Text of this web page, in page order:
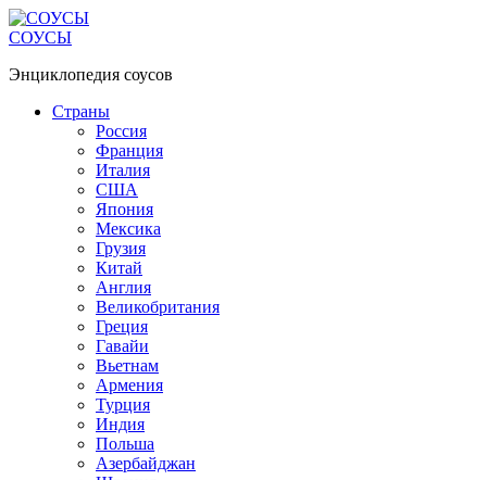
Перейти
к
СОУСЫ
Энциклопедия соусов
Страны
Россия
Франция
Италия
США
Япония
Мексика
Грузия
Китай
Англия
Великобритания
Греция
Гавайи
Вьетнам
Армения
Турция
Индия
Польша
Азербайджан